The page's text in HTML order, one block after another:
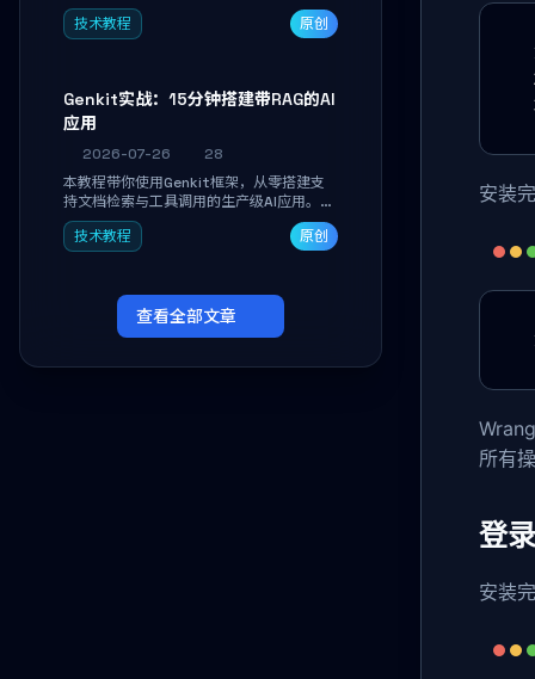
备识别、按键重映射、DPI曲线配置与
SmartShift调节，实现完全离线控制，保
技术教程 原创
Genkit实战：15分钟搭建带RAG的AI
应用
2026-07-26
28
本教程带你使用Genkit框架，从零搭建支
持文档检索与工具调用的生产级AI应用。通
过环境配置、核心代码编写与调试避坑指
南，学完即可掌握多模型切换、RAG管道构
技术教程 原创
查看全部文章
安装
所有
登
安装